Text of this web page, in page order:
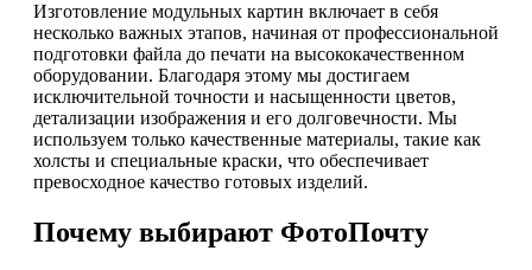
Изготовление модульных картин включает в себя
несколько важных этапов, начиная от профессиональной
подготовки файла до печати на высококачественном
оборудовании. Благодаря этому мы достигаем
исключительной точности и насыщенности цветов,
детализации изображения и его долговечности. Мы
используем только качественные материалы, такие как
холсты и специальные краски, что обеспечивает
превосходное качество готовых изделий.
Почему выбирают ФотоПочту